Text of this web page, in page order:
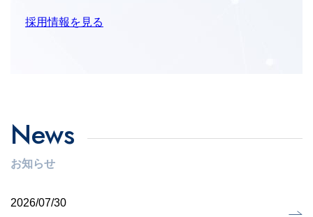
採用情報を見る
News
お知らせ
2026/07/30